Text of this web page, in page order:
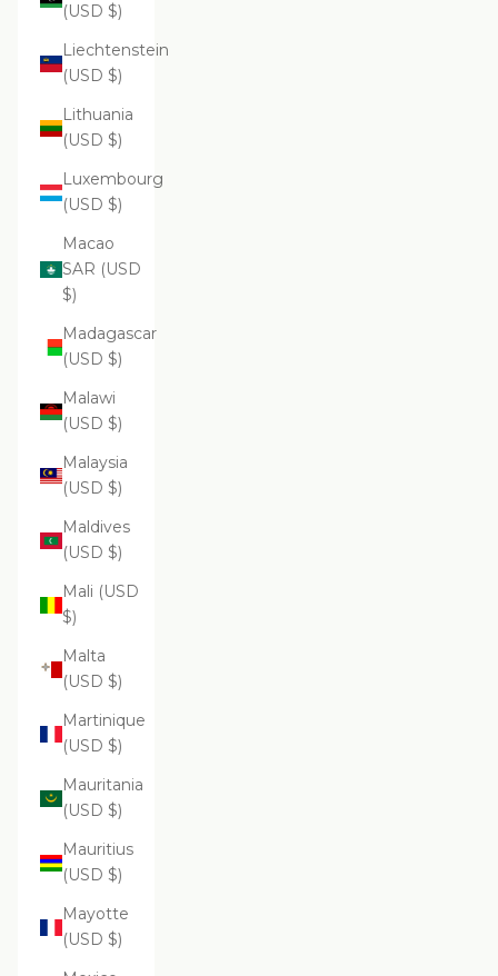
(USD $)
Liechtenstein
(USD $)
Lithuania
(USD $)
Luxembourg
(USD $)
Macao
SAR (USD
$)
Madagascar
(USD $)
Malawi
(USD $)
Malaysia
(USD $)
Maldives
(USD $)
Mali (USD
$)
Malta
(USD $)
Martinique
(USD $)
Mauritania
(USD $)
Mauritius
(USD $)
Mayotte
(USD $)